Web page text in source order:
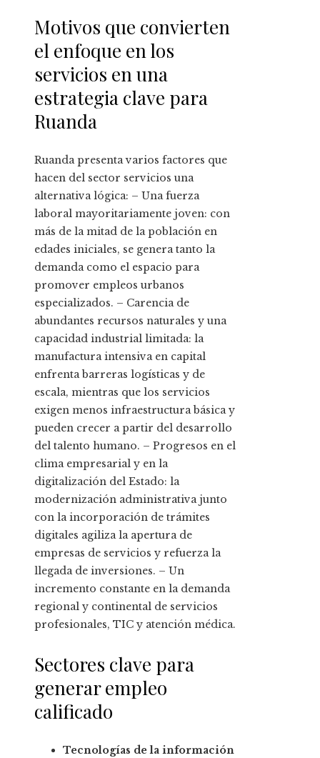
Motivos que convierten
el enfoque en los
servicios en una
estrategia clave para
Ruanda
Ruanda presenta varios factores que
hacen del sector servicios una
alternativa lógica: – Una fuerza
laboral mayoritariamente joven: con
más de la mitad de la población en
edades iniciales, se genera tanto la
demanda como el espacio para
promover empleos urbanos
especializados. – Carencia de
abundantes recursos naturales y una
capacidad industrial limitada: la
manufactura intensiva en capital
enfrenta barreras logísticas y de
escala, mientras que los servicios
exigen menos infraestructura básica y
pueden crecer a partir del desarrollo
del talento humano. – Progresos en el
clima empresarial y en la
digitalización del Estado: la
modernización administrativa junto
con la incorporación de trámites
digitales agiliza la apertura de
empresas de servicios y refuerza la
llegada de inversiones. – Un
incremento constante en la demanda
regional y continental de servicios
profesionales, TIC y atención médica.
Sectores clave para
generar empleo
calificado
Tecnologías de la información